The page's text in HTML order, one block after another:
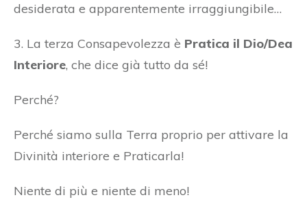
desiderata e apparentemente irraggiungibile…
3. La terza Consapevolezza è Pratica il Dio/Dea
Interiore, che dice già tutto da sé!
Perché?
Perché siamo sulla Terra proprio per attivare la
Divinità interiore e Praticarla!
Niente di più e niente di meno!